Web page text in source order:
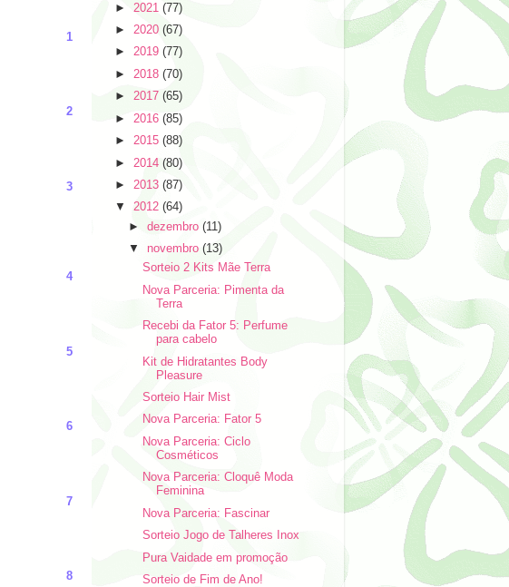
1
2
3
4
5
6
7
8
► 2021 (77)
► 2020 (67)
► 2019 (77)
► 2018 (70)
► 2017 (65)
► 2016 (85)
► 2015 (88)
► 2014 (80)
► 2013 (87)
▼ 2012 (64)
►dezembro(11)
▼ novembro(13)
Sorteio 2 Kits Mãe Terra
Nova Parceria: Pimenta da
Terra
Recebi da Fator 5: Perfume
para cabelo
Kit de Hidratantes Body
Pleasure
Sorteio Hair Mist
Nova Parceria: Fator 5
Nova Parceria: Ciclo
Cosméticos
Nova Parceria: Cloquê Moda
Feminina
Nova Parceria: Fascinar
Sorteio Jogo de Talheres Inox
Pura Vaidade em promoção
Sorteio de Fim de Ano!